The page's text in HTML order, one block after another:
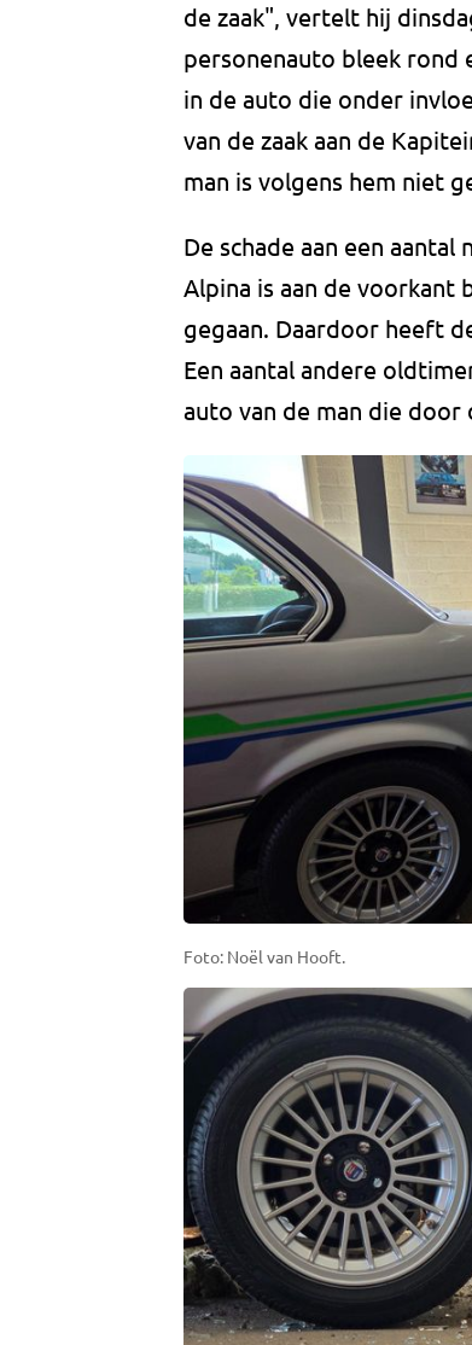
de zaak", vertelt hij
personenauto bleek rond
in de auto die onder
van de zaak aan de
man is volgens hem niet
De schade aan een
Alpina is aan de voorkant
gegaan. Daardoor heeft
Een aantal andere
auto van de man die door
Foto: Noël van Hooft.